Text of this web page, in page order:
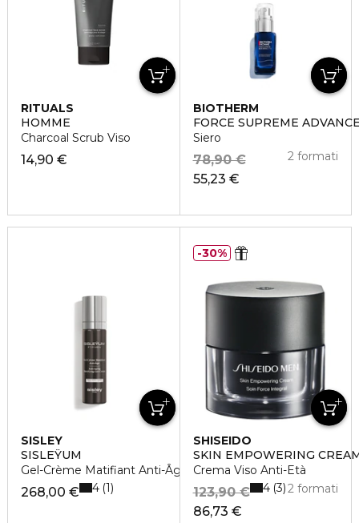
RITUALS
HOMME
Charcoal Scrub Viso
14,90 €
BIOTHERM
FORCE SUPREME
Siero
55,23 €
78,90 € 2 formati
SISLEY
SISLEŸUM
Gel-Crème Matifiant Anti-Âge
268,00 € 4 1
SHISEIDO
SKIN EMPOWERING
Crema Viso Anti-Età
86,73 €
123,90 € 2 formati
4 3
30%